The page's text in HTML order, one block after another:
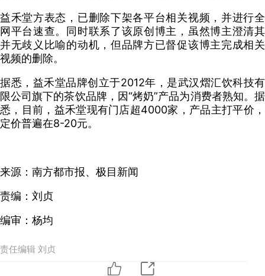
益禾堂方表态，已删除下架各平台相关视频，并进行全
网平台速查。同时联系了该原创博主，虽然博主澄清其
并无歧义比喻的动机，但品牌方已督促该博主完成相关
视频的删除。
据悉，益禾堂品牌创立于2012年，是武汉熠汇饮科技有
限公司旗下的茶饮品牌，因“烤奶”产品为消费者熟知。据
悉，目前，益禾堂现有门店超4000家，产品主打平价，
定价普遍在8-20元。
来源：南方都市报、极目新闻
责编：刘贞
编审：杨均
责任编辑 刘贞